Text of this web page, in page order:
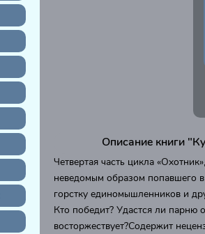
Описание книги
Четвертая часть цикла
неведомым образом попавшего
горстку единомышленников и
Кто победит? Удастся ли парню
восторжествует?Содержит